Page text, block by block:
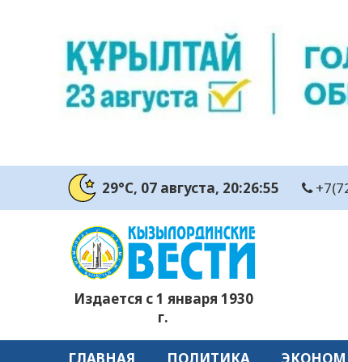
29°C, 07 августа, 20:26:56
Издается с 1 января 1930
г.